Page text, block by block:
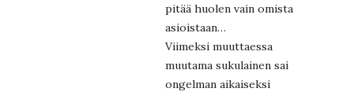
pitää huolen vain omista
asioistaan…
Viimeksi muuttaessa
muutama sukulainen sai
ongelman aikaiseksi